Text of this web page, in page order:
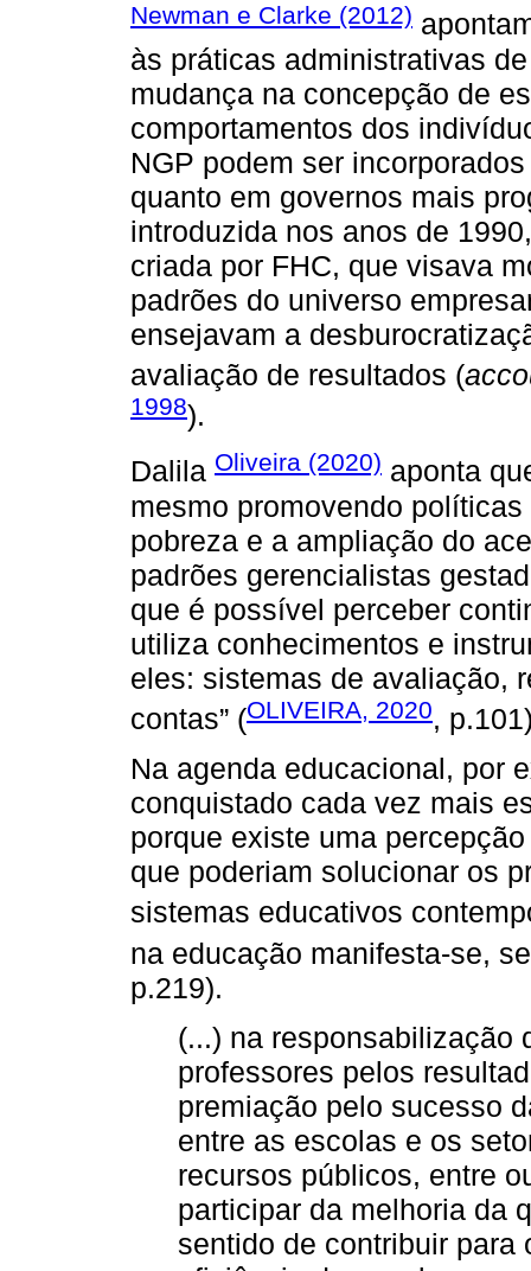
Newman e Clarke (2012)
às práticas administrativas
mudança na concepção de
comportamentos dos
NGP podem ser
quanto em governos mais
introduzida nos anos de
criada por FHC, que visava
padrões do universo
ensejavam a
avaliação de resultados (
1998).
Dalila Oliveira (2020) aponta
mesmo promovendo
pobreza e a ampliação do
padrões gerencialistas
que é possível perceber
utiliza conhecimentos e
eles: sistemas de avaliação,
contas” (OLIVEIRA, 2020,
Na agenda educacional, por
conquistado cada vez mais
porque existe uma
que poderiam solucionar os
sistemas educativos
na educação manifesta-se,
p.219).
(...) na responsabilização
professores pelos
premiação pelo sucesso
entre as escolas e os
recursos públicos, entre
participar da melhoria da
sentido de contribuir para